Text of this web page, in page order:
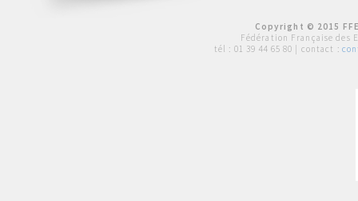
Copyright © 2015
Fédération Française des
tél : 01 39 44 65 80 | contact :